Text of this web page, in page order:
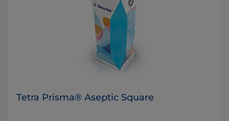
Tetra Prisma® Aseptic Square